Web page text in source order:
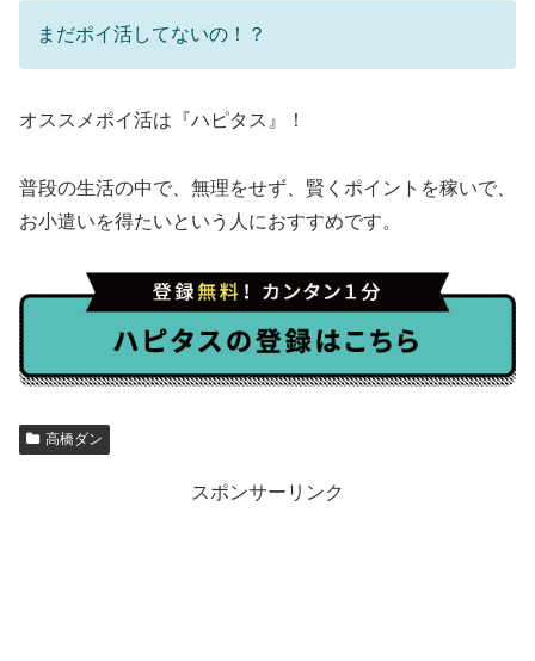
まだポイ活してないの！？
オススメポイ活は『ハピタス』！
普段の生活の中で、無理をせず、賢くポイントを稼いで、
お小遣いを得たいという人におすすめです。
高橋ダン
スポンサーリンク